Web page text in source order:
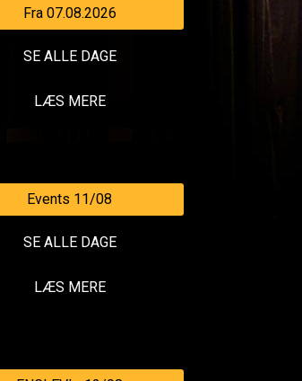
Fra 07.08.2026
SE ALLE DAGE
LÆS MERE
Events 11/08
SE ALLE DAGE
LÆS MERE